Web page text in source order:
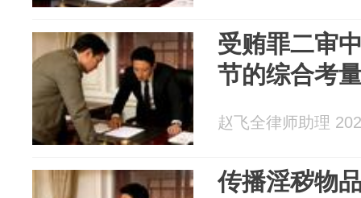
受贿罪二审
节的综合考
赵飞全律师助理
传播淫秽物